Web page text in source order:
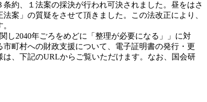
約、１法案の採決が行われ可決されました。昼をはさ
案」の質疑をさせて頂きました。この法改正により、
し2040年ごろをめどに「整理が必要になる」」に対
町村への財政支援について、電子証明書の発行・更
、下記のURLからご覧いただけます。なお、国会研